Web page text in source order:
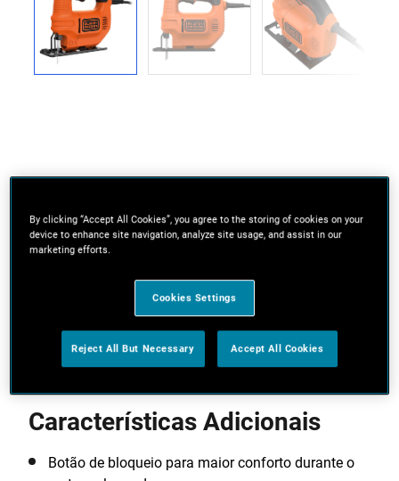
Excelente precisão da lâmina da serra para um
corte macio e preciso
Cortes em bisel 0º, 45º
Ver mais características
Características Adicionais
Botão de bloqueio para maior conforto durante o
By clicking “Accept All Cookies”, you agree to the storing of cookies on your
device to enhance site navigation, analyze site usage, and assist in our
marketing efforts.
Cookies Settings
Reject All But Necessary Accept All Cookies